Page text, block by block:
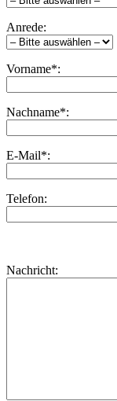
Anrede:
Vorname*:
Nachname*:
E-Mail*:
Telefon:
dieses
lasse
Nachricht: